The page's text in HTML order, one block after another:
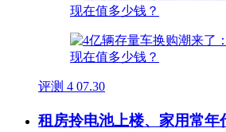
评测 4 07.30
租房拎电池上楼、家用常年